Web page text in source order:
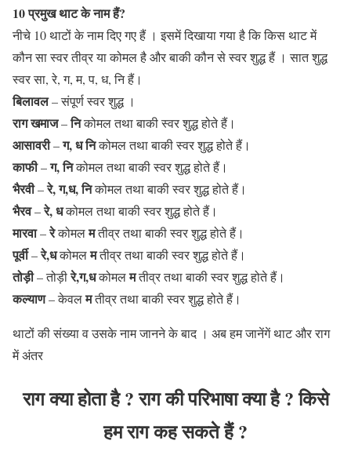
10 प्रमुख थाट के नाम हैं?
नीचे 10 थाटों के नाम दिए गए हैं । इसमें दिखाया गया है कि किस थाट में
कौन सा स्वर तीव्र या कोमल है और बाकी कौन से स्वर शुद्ध हैं । सात शुद्ध
स्वर सा, रे, ग, म, प, ध, नि हैं।
बिलावल– संपूर्ण स्वर शुद्ध ।
राग खमाज–निकोमल तथा बाकी स्वर शुद्ध होते हैं।
आसावरी–ग, ध निकोमल तथा बाकी स्वर शुद्ध होते हैं।
काफी–ग, निकोमल तथा बाकी स्वर शुद्ध होते हैं।
भैरवी–रे, ग,ध, निकोमल तथा बाकी स्वर शुद्ध होते हैं।
भैरव–रे, धकोमल तथा बाकी स्वर शुद्ध होते हैं।
मारवा–रेकोमलमतीव्र तथा बाकी स्वर शुद्ध होते हैं।
पूर्वी–रे,धकोमलमतीव्र तथा बाकी स्वर शुद्ध होते हैं।
तोड़ी– तोड़ीरे,ग,धकोमलमतीव्र तथा बाकी स्वर शुद्ध होते हैं।
कल्याण– केवलमतीव्र तथा बाकी स्वर शुद्ध होते हैं।
थाटों की संख्या व उसके नाम जानने के बाद । अब हम जानेंगेंथाट और राग
में अंतर
राग क्या होता है ? राग की परिभाषा क्या है ? किसे
हम राग कह सकते हैं ?